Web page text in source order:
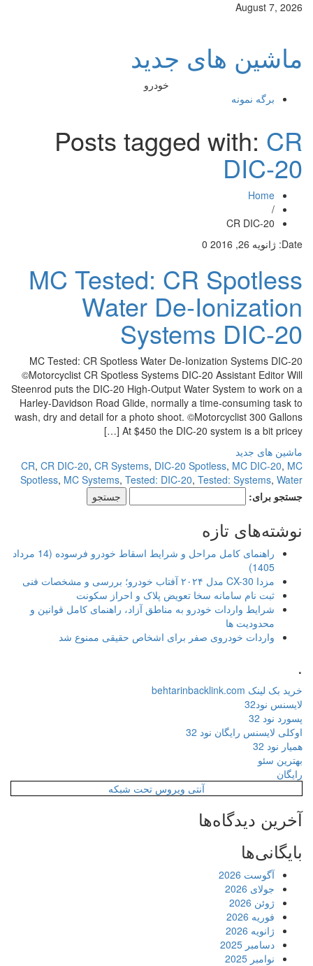
August 7, 2026
ماشین های جدید
خودرو
برگه نمونه
Posts tagged with:CR
DIC-20
Home
/
CR DIC-20
Date: ژانویه 26, 2016 0
MC Tested: CR Spotless
Water De-Ionization
Systems DIC-20
MC Tested: CR Spotless Water De-Ionization Systems DIC-20
©Motorcyclist CR Spotless Systems DIC-20 Assistant Editor Will
Steenrod puts the DIC-20 High-Output Water System to work on a
Harley-Davidson Road Glide, normally a time-consuming task to
wash, dry and detail for a photo shoot. ©Motorcyclist 300 Gallons
At $450 the DIC-20 system is a bit pricey […]
ماشین های جدید
CR,CR DIC-20,CR Systems,DIC-20 Spotless,MC DIC-20,MC
Spotless,MC Systems,Tested: DIC-20,Tested: Systems,Water
جستجو برای:
نوشته‌های تازه
راهنمای کامل مراحل و شرایط اسقاط خودرو فرسوده (14 مرداد
1405)
مزدا CX-30 مدل ۲۰۲۴ آفتاب خودرو؛ بررسی و مشخصات فنی
ثبت نام سامانه سخا تعویض پلاک و احراز سکونت
شرایط واردات خودرو به مناطق آزاد، راهنمای کامل قوانین و
محدودیت ها
واردات خودروی صفر برای اشخاص حقیقی ممنوع شد
خرید بک لینک behtarinbacklink.com
لایسنس نود32
پسورد نود 32
اوکلی لایسنس رایگان نود 32
همیار نود 32
بهترین سئو
رایگان
آنتی ویروس تحت شبکه
آخرین دیدگاه‌ها
بایگانی‌ها
آگوست 2026
جولای 2026
ژوئن 2026
فوریه 2026
ژانویه 2026
دسامبر 2025
نوامبر 2025